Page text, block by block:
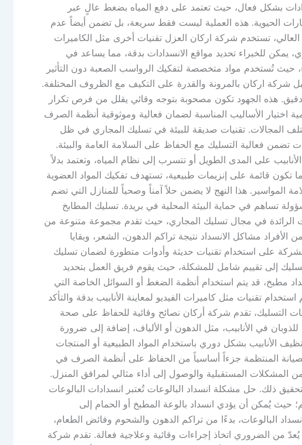
بشكل فعال، حيث تعتمد على دفع المياه بضغط عالٍ عبر
الحيوية. هذه العملية ليست فقط سريعة، بل تضمن أيضاً عدم
تستخدم شركة اركان العزل تقنيات أخرى مثل الكاميرات
يمكن للخبراء تحديد مواقع الانسدادات بدقة، مما يساعد في
حيث تُستخدم مواد متخصصة لتفكيك الرواسب الصعبة دون التأثير
قبل شركة اركان بالمرونة والقدرة على التكيف مع الظروف المختلفة.
هذه الجهود تكون مصحوبة بتوجه وقائي يقلل من فرص تكرار
اختيار الأساليب المناسبة لضمان فعالية وموثوقية أنظمة الصرف
المجالات. تقنيات صديقة للبيئة في تسليك المجاري في ظل
تضمن فعالية التسليك مع الحفاظ على السلامة العامة والبيئة.
على المدى الطويل أو تتسرب إلى نظام المياه، وتعتمد بدلاً
تكون قائمة على إنزيمات طبيعية، تستهدف تفكيك المواد العضوية
المواسير. هذا النهج لا يضمن حلاً آمناً وصحياً للمنازل التي تضم
تساهم في حماية البيئة المحلية في بريدة. تسليك المطابخ
من الشركات الرائدة في مجال تسليك المجاري، حيث تقدم مجموعة متنوعة من
مشاكل الانسداد نتيجة تراكم الدهون، الشعر، وبقايا
على استخدام تقنيات حديثة وأدوات متطورة لضمان تسليك
إلى تقييم شامل للمشكلة، حيث يقوم فريق العمل بتحديد
مطبخ، قد يتم استخدام أنظمة الضغط أو السوائل الخاصة التي
تقنيات مثل كاميرات الفيديو لمعاينة الأنابيب بدقة والتأكد
التسليك، تقدم شركة أركان نصائح وقائية للحفاظ على صحة
في الأنابيب، مثل الدهون أو الألياف، إضافة إلى ضرورة
الأنابيب بشكل دوري باستخدام المواد الطبيعية أو المنتجات
المنتظمة جزءاً أساسياً من الحفاظ على أنظمة الصرف في
المشكلات المستقبلية والوصول إلى أداء مثالي لمرافق المنزل.
ذلك. حل مشكلة انسداد البالوعات تُعتبر انسدادات البالوعات
حيث يُمكن أن يؤدي انسداد بالوعة المطبخ أو الحمام إلى
البالوعات، بدءًا من تراكم الدهون والشحوم وفائض الطعام،
من الضروري اتخاذ إجراءات وقائية وعلاجية فعالة. تقدم شركة